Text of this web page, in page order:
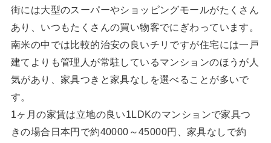
街には大型のスーパーやショッピングモールがたくさん
あり、いつもたくさんの買い物客でにぎわっています。
南米の中では比較的治安の良いチリですが住宅には一戸
建てよりも管理人が常駐しているマンションのほうが人
気があり、家具つきと家具なしを選べることが多いで
す。
1ヶ月の家賃は立地の良い1LDKのマンションで家具つ
きの場合日本円で約40000～45000円、家具なしで約